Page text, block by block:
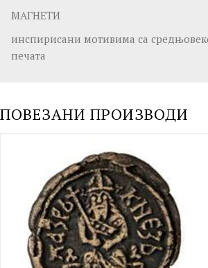
МАГНЕТИ
инспирисани мотивима са
печата
ПОВЕЗАНИ ПРОИЗВОДИ